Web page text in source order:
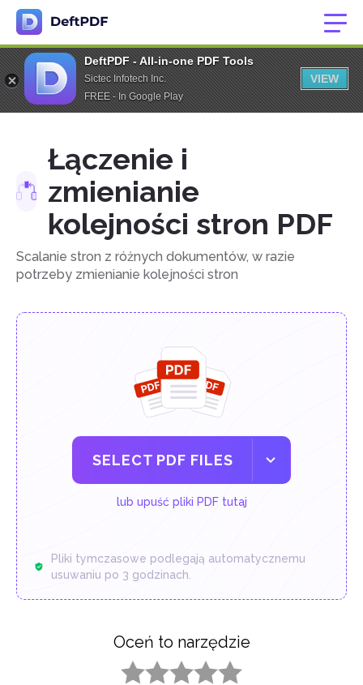
DeftPDF - All-in-one PDF Tools
Sictec Infotech Inc.
FREE - In Google Play
VIEW
Łączenie i
zmienianie
kolejności stron PDF
Scalanie stron z różnych dokumentów, w razie
potrzeby zmienianie kolejności stron
SELECT PDF FILES
lub upuść pliki PDF tutaj
Pliki tymczasowe podlegają automatycznemu
usuwaniu po 3 godzinach.
Oceń to narzędzie